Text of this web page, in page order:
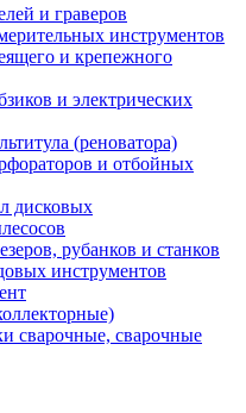
и граверов
инструментов
и крепежного
и электрических
(реноватора)
и отбойных
дисковых
рубанков и станков
инструментов
сварочные, сварочные